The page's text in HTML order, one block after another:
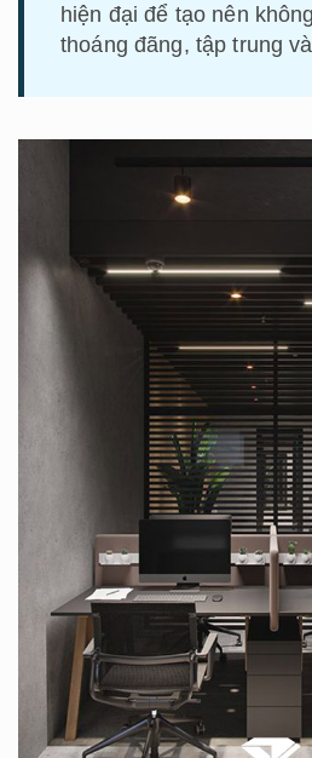
hiện đại để tạo nên
thoáng đãng, tập trung